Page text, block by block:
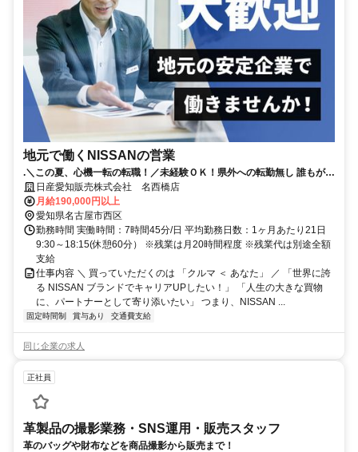
地元で働くNISSANの営業
.＼この夏、心機一転の転職！／未経験ＯＫ！県外への転勤無し 誰もが知
る安心な会社！年間休日115日！
日産愛知販売株式会社 名西橋店
月給190,000円以上
愛知県名古屋市西区
勤務時間 実働時間：7時間45分/日 平均勤務日数：1ヶ月あたり21日
9:30～18:15(休憩60分） ※残業は月20時間程度 ※残業代は別途全額
支給
仕事内容 ＼ 買っていただくのは 「クルマ ＜ あなた」 ／ 「世界に誇
る NISSAN ブランドでキャリアUPしたい！」 「人生の大きな買物
に、パートナーとして寄り添いたい」 つまり、NISSAN ...
固定時間制 賞与あり 交通費支給
同じ企業の求人
正社員
革製品の撮影業務・SNS運用・販売スタッフ
革のバッグや財布などを商品撮影から販売まで！